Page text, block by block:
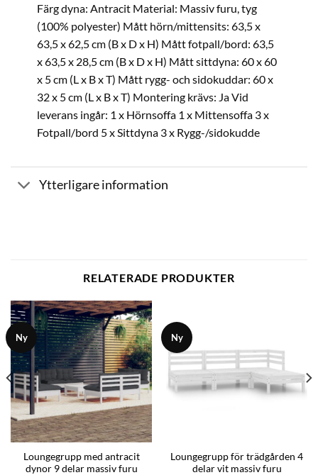
Färg dyna: Antracit Material: Massiv furu, tyg
(100% polyester) Mått hörn/mittensits: 63,5 x
63,5 x 62,5 cm (B x D x H) Mått fotpall/bord: 63,5
x 63,5 x 28,5 cm (B x D x H) Mått sittdyna: 60 x 60
x 5 cm (L x B x T) Mått rygg- och sidokuddar: 60 x
32 x 5 cm (L x B x T) Montering krävs: Ja Vid
leverans ingår: 1 x Hörnsoffa 1 x Mittensoffa 3 x
Fotpall/bord 5 x Sittdyna 3 x Rygg-/sidokudde
Ytterligare information
RELATERADE PRODUKTER
Ny
Loungegrupp med antracit
dynor 9 delar massiv furu
Ny
Loungegrupp för trädgården 4
delar vit massiv furu